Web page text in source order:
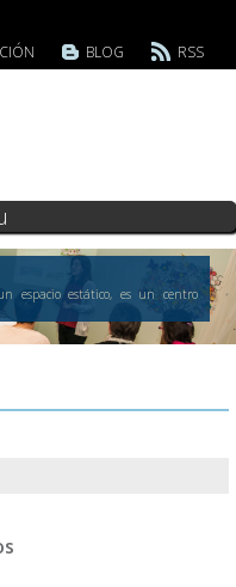
BLOG RSS
espacio estático, es un centro